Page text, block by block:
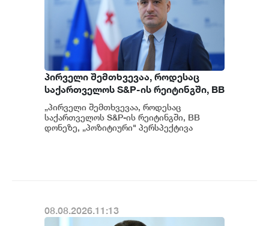
პირველი შემთხვევაა, როდესაც
საქართველოს S&P-ის რეიტინგში, BB
დონეზე „პოზიტიური" პერსპექტივა
მიენიჭა - პერსპექტივის
გაუმჯობესება კიდევ ერთხელ
„პირველი შემთხვევაა, როდესაც
საქართველოს S&P-ის რეიტინგში, BB
დონეზე, „პოზიტიური" პერსპექტივა
08.08.2026.11:13